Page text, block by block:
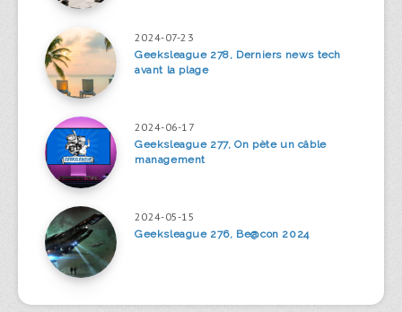
2024-07-23
Geeksleague 278, Derniers news tech
avant la plage
2024-06-17
Geeksleague 277, On pète un câble
management
2024-05-15
Geeksleague 276, Be@con 2024